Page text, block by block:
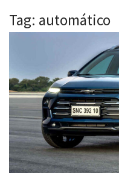
Tag: automático